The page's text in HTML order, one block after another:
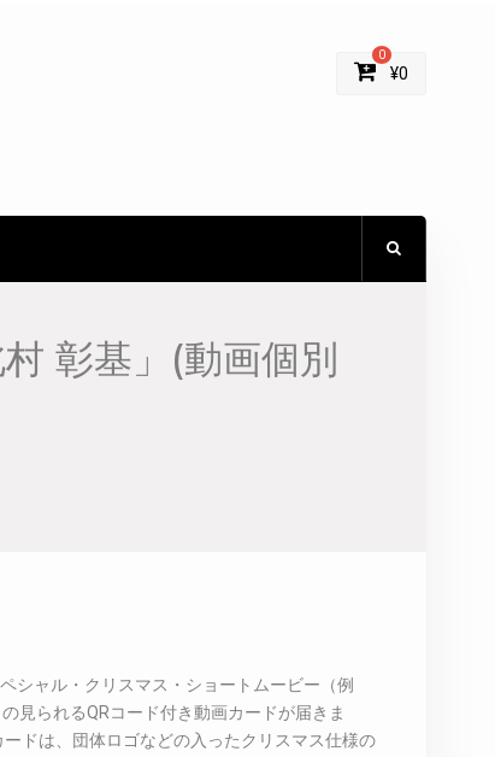
0
¥0
彰基」(動画個別
シャル・クリスマス・ショートムービー（例
見られるQRコード付き動画カードが届きま
ドは、団体ロゴなどの入ったクリスマス仕様の